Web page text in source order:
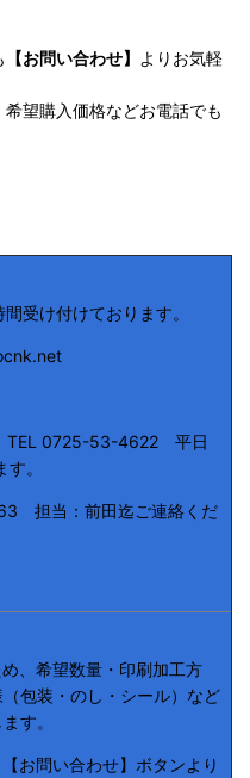
【お問い合わせ】
よりお気軽
望購入価格などお電話でも
受け付けております。
TEL 0725-53-4622 平日
。
担当：前田迄ご連絡くだ
、希望数量・印刷加工方
包装・のし・シール）など
す。
お問い合わせ】ボタンより